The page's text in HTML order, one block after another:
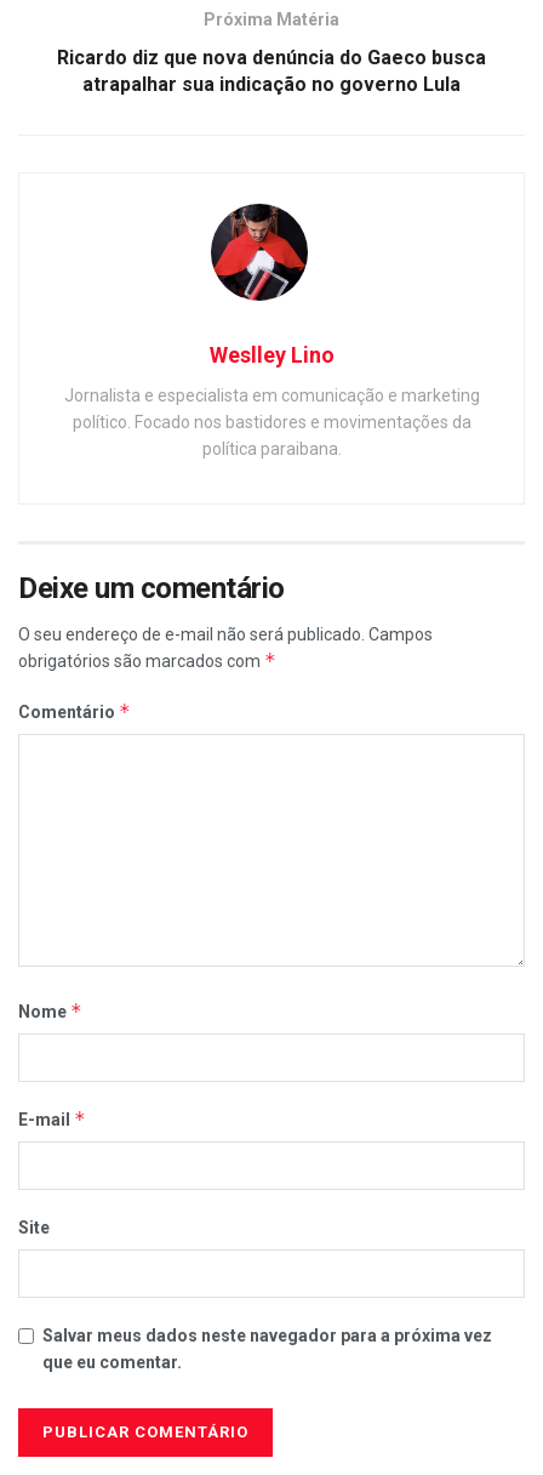
Próxima Matéria
Ricardo diz que nova denúncia do Gaeco busca
atrapalhar sua indicação no governo Lula
Weslley Lino
Jornalista e especialista em comunicação e marketing
político. Focado nos bastidores e movimentações da
política paraibana.
Deixe um comentário
O seu endereço de e-mail não será publicado. Campos
obrigatórios são marcados com *
Comentário *
Nome *
E-mail *
Site
Salvar meus dados neste navegador para a próxima vez
que eu comentar.